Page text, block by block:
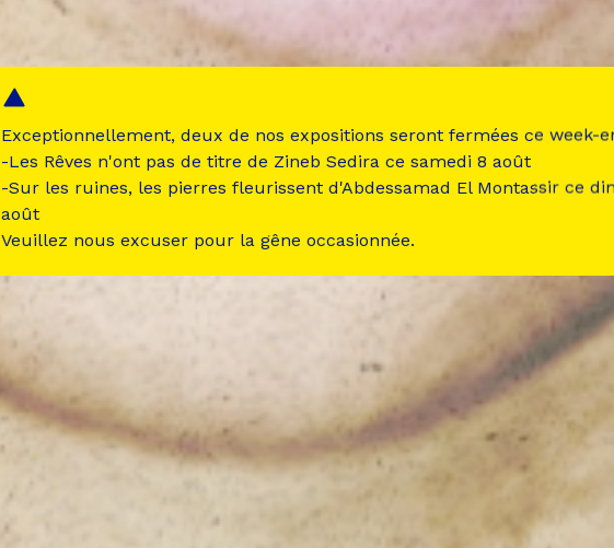
Exceptionnellement, deux de nos expositions seront fermées ce week-
-Les Rêves n'ont pas de titre de Zineb Sedira ce samedi 8 août
-Sur les ruines, les pierres fleurissent d'Abdessamad El Montassir ce
août
Veuillez nous excuser pour la gêne occasionnée.